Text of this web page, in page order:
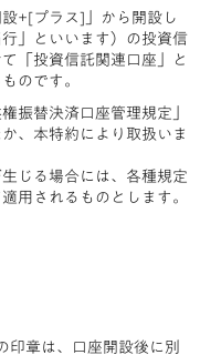
+[プラス]」から開設し
」といいます）の投資信
「投資信託関連口座」と
のです。
振替決済口座管理規定」
、本特約により取扱いま
じる場合には、各種規定
用されるものとします。
印章は、口座開設後に別